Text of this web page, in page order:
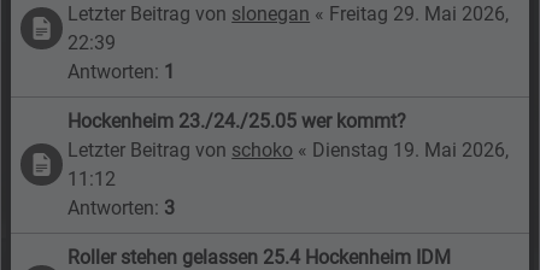
Letzter Beitrag von slonegan « Freitag 29. Mai 2026,
22:39
Antworten: 1
Hockenheim 23./24./25.05 wer kommt?
Letzter Beitrag von schoko « Dienstag 19. Mai 2026,
11:12
Antworten: 3
Roller stehen gelassen 25.4 Hockenheim IDM